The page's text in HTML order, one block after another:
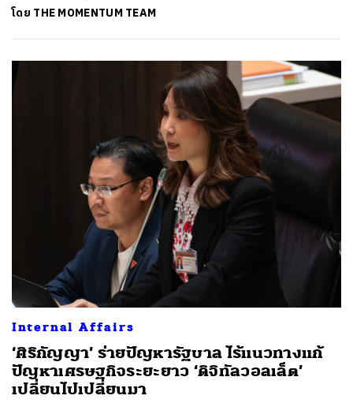
โดย THE MOMENTUM TEAM
Internal Affairs
‘ศิริกัญญา’ ร่ายปัญหารัฐบาล ไร้แนวทางแก้
ปัญหาเศรษฐกิจระยะยาว ‘ดิจิทัลวอลเล็ต’
เปลี่ยนไปเปลี่ยนมา